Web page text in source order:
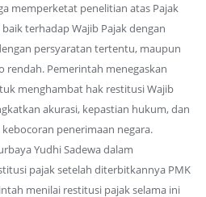
memperketat penelitian atas Pajak
terhadap Wajib Pajak dengan
persyaratan tertentu, maupun
rendah. Pemerintah menegaskan
menghambat hak restitusi Wajib
akurasi, kepastian hukum, dan
penerimaan negara.
Yudhi Sadewa dalam
pajak setelah diterbitkannya PMK
menilai restitusi pajak selama ini